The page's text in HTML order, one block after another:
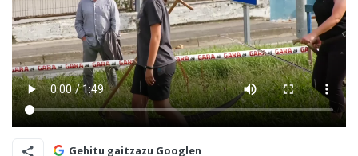
Gehitu gaitzazu Googlen